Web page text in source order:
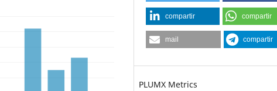
compartir compartir
mail compartir
PLUMX Metrics